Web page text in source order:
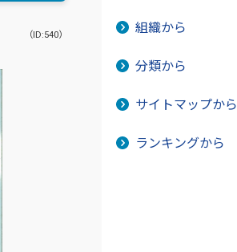
（ID:540） 組織から
分類から
サイトマップから
ランキングから